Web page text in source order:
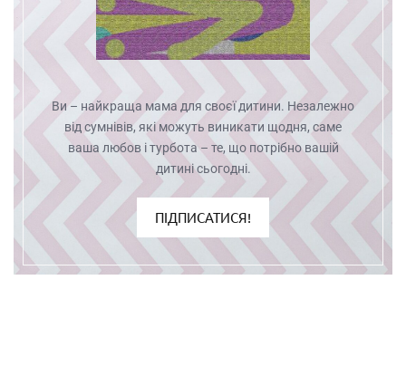
Ви – найкраща мама для своєї дитини. Незалежно
від сумнівів, які можуть виникати щодня, саме
ваша любов і турбота – те, що потрібно вашій
дитині сьогодні.
ПІДПИСАТИСЯ!